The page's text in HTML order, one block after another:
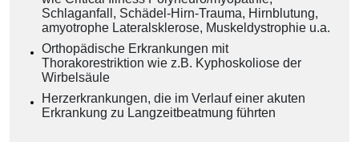
Schlaganfall, Schädel-Hirn-Trauma, Hirnblutung,
amyotrophe Lateralsklerose, Muskeldystrophie u.a.
Orthopädische Erkrankungen mit
Thorakorestriktion wie z.B. Kyphoskoliose der
Wirbelsäule
Herzerkrankungen, die im Verlauf einer akuten
Erkrankung zu Langzeitbeatmung führten